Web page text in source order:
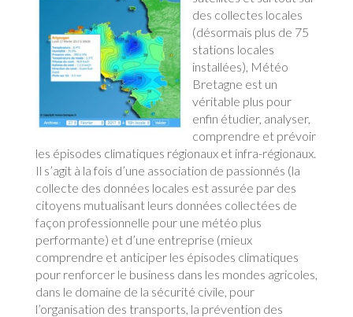
des collectes locales
(désormais plus de 75
stations locales
installées), Météo
Bretagne est un
véritable plus pour
enfin étudier, analyser,
comprendre et prévoir
les épisodes climatiques régionaux et infra-régionaux.
Il s’agit à la fois d’une association de passionnés (la
collecte des données locales est assurée par des
citoyens mutualisant leurs données collectées de
façon professionnelle pour une météo plus
performante) et d’une entreprise (mieux
comprendre et anticiper les épisodes climatiques
pour renforcer le business dans les mondes agricoles,
dans le domaine de la sécurité civile, pour
l’organisation des transports, la prévention des